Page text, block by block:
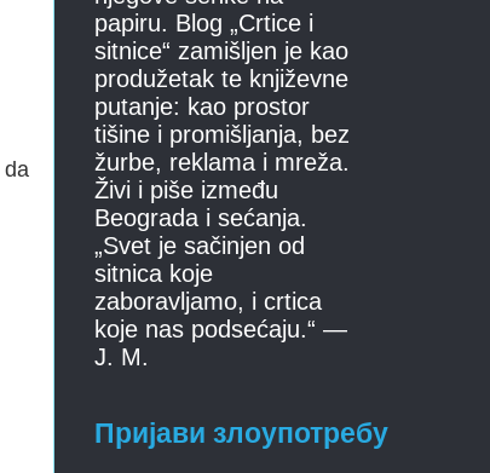
da
papiru. Blog „Crtice i
sitnice“ zamišljen je kao
produžetak te književne
putanje: kao prostor
tišine i promišljanja, bez
žurbe, reklama i mreža.
Živi i piše između
Beograda i sećanja.
„Svet je sačinjen od
sitnica koje
zaboravljamo, i crtica
koje nas podsećaju.“ —
J. M.
Пријави злоупотребу